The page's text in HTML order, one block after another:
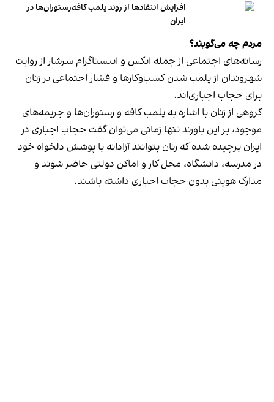
افزایش انتقادها از روند پلمب کافه‌رستوران‌ها در
ایران
مردم چه می‌گویند؟
رسانه‎‌های اجتماعی از جمله ایکس و اینستاگرام سرشار از روایت
شهروندان از پلمب شدن کسب‌وکارها و فشار اجتماعی بر زنان
برای حجاب اجباری‌اند.
گروهی از زنان با اشاره به پلمب کافه و رستوران‌ها و جریمه‌های
موجود، بر این باورند تنها زمانی می‌توان گفت حجاب اجباری در
ایران برچیده شده که زنان بتوانند آزادانه با پوشش دلخواه خود
در مدرسه، دانشگاه، محل کار و اماکن دولتی حاضر شوند و
مدارک هویتی بدون حجاب اجباری داشته باشند.